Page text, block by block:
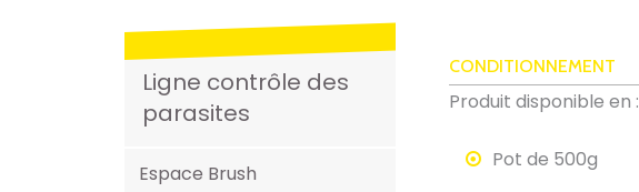
Ligne contrôle des
parasites
Espace Brush
CONDITIONNEMENT
Produit disponible en :
Pot de 500g